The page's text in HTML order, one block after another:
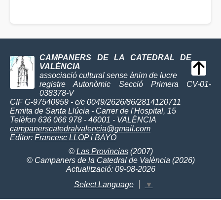
CAMPANERS DE LA CATEDRAL DE
VALÈNCIA
associació cultural sense ànim de lucre
registre Autonòmic Secció Primera CV-01-
038378-V
CIF G-97540959 - c/c 0049/2626/86/2814120711
Ermita de Santa Llúcia - Carrer de l'Hospital, 15
Telèfon 636 066 978 - 46001 - VALÈNCIA
campanerscatedralvalencia@gmail.com
Editor: Francesc LLOP i BAYO
© Las Provincias(2007)
© Campaners de la Catedral de València (2026)
Actualització: 09-08-2026
Select Language
▼